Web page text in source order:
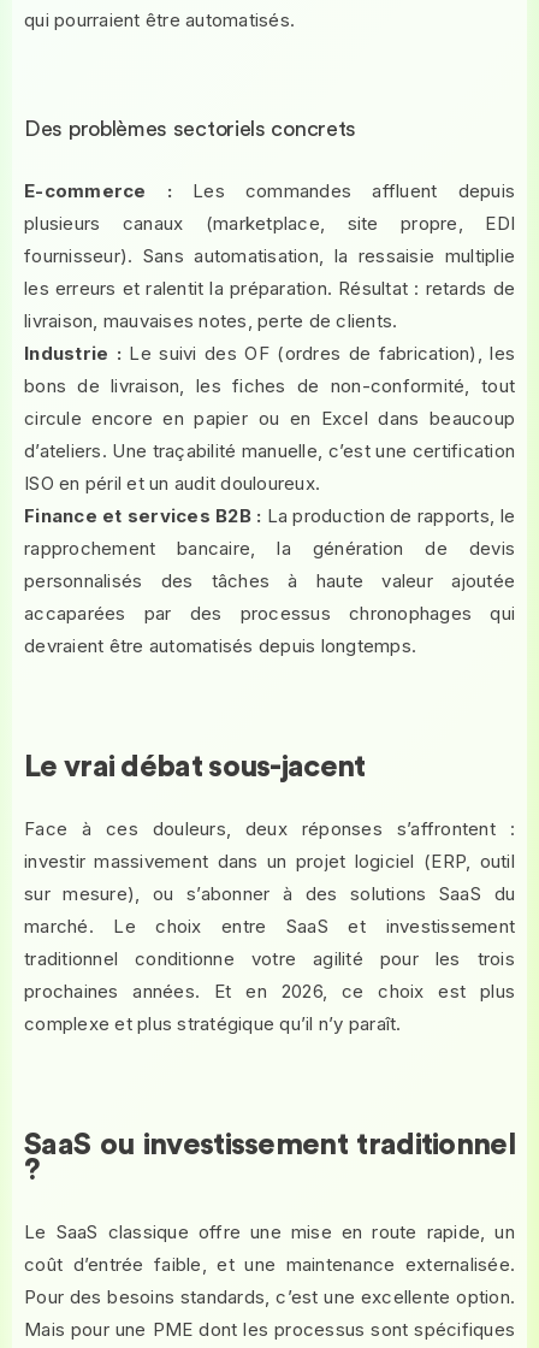
qui pourraient être automatisés.
Des problèmes sectoriels concrets
E-commerce : Les commandes affluent depuis
plusieurs canaux (marketplace, site propre, EDI
fournisseur). Sans automatisation, la ressaisie multiplie
les erreurs et ralentit la préparation. Résultat : retards de
livraison, mauvaises notes, perte de clients.
Industrie : Le suivi des OF (ordres de fabrication), les
bons de livraison, les fiches de non-conformité, tout
circule encore en papier ou en Excel dans beaucoup
d’ateliers. Une traçabilité manuelle, c’est une certification
ISO en péril et un audit douloureux.
Finance et services B2B : La production de rapports, le
rapprochement bancaire, la génération de devis
personnalisés des tâches à haute valeur ajoutée
accaparées par des processus chronophages qui
devraient être automatisés depuis longtemps.
Le vrai débat sous-jacent
Face à ces douleurs, deux réponses s’affrontent :
investir massivement dans un projet logiciel (ERP, outil
sur mesure), ou s’abonner à des solutions SaaS du
marché. Le choix entre SaaS et investissement
traditionnel conditionne votre agilité pour les trois
prochaines années. Et en 2026, ce choix est plus
complexe et plus stratégique qu’il n’y paraît.
SaaS ou investissement traditionnel
?
Le SaaS classique offre une mise en route rapide, un
coût d’entrée faible, et une maintenance externalisée.
Pour des besoins standards, c’est une excellente option.
Mais pour une PME dont les processus sont spécifiques